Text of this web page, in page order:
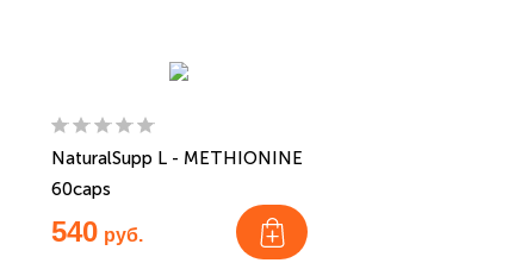
NaturalSupp L - METHIONINE
60caps
540 руб.